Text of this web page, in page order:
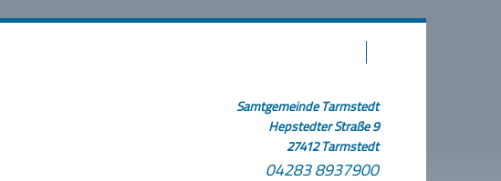
Samtgemeinde Tarmstedt
Hepstedter Straße 9
27412 Tarmstedt
04283 8937900